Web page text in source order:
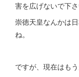
害を広げないで下
崇徳天皇なんかは
ね。
ですが、現在はも